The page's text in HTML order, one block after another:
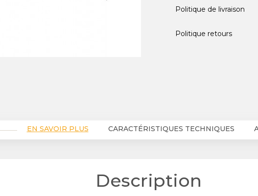
Politique de livraison
Politique retours
EN SAVOIR PLUS CARACTÉRISTIQUES TECHNIQUES
Description